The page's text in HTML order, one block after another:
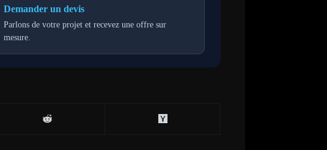
Demander un devis
Parlons de votre projet et recevez une offre sur
mesure.